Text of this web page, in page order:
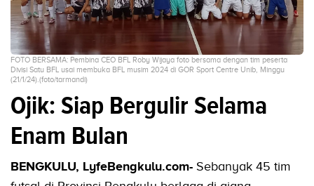
FOTO BERSAMA: Pembina CEO BFL Roby Wijaya foto bersama dengan tim peserta
Divisi Satu BFL usai membuka BFL musim 2024 di GOR Sport Centre Unib, Minggu
(21/1/24).(foto/tarmandi)
Ojik: Siap Bergulir Selama
Enam Bulan
BENGKULU, LyfeBengkulu.com- Sebanyak 45 tim